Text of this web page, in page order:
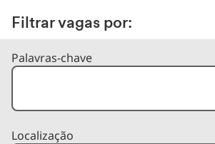
Filtrar vagas por:
Filtrar vagas por
Palavras-chave
Localização